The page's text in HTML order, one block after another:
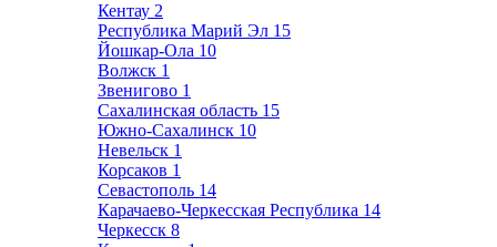
Кентау 2
Республика Марий Эл 15
Йошкар-Ола 10
Волжск 1
Звенигово 1
Сахалинская область 15
Южно-Сахалинск 10
Невельск 1
Корсаков 1
Севастополь 14
Карачаево-Черкесская Республика 14
Черкесск 8